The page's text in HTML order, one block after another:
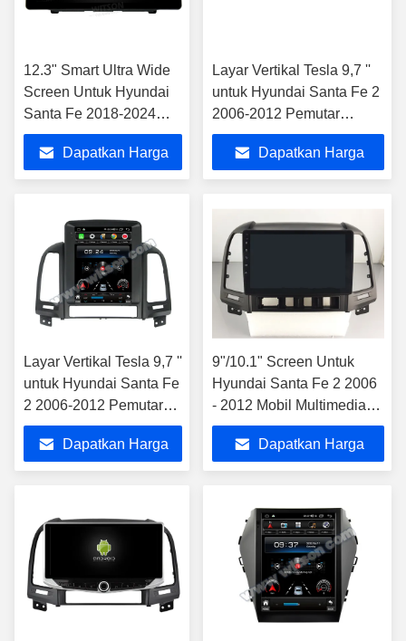
12.3" Smart Ultra Wide
Screen Untuk Hyundai
Santa Fe 2018-2024
Car Video Touch QLED
Multimedia Stereo
Player
Dapatkan Harga
Layar Vertikal Tesla 9,7 ''
untuk Hyundai Santa Fe 2
2006-2012 Pemutar
Multimedia Mobil Android
Dapatkan Harga
Layar Vertikal Tesla 9,7 ''
untuk Hyundai Santa Fe
2 2006-2012 Pemutar
Multimedia Mobil
AndroidDapatkan Harga
9"/10.1" Screen Untuk
Hyundai Santa Fe 2 2006
- 2012 Mobil Multimedia
Stereo GPS CarPlay
Player
Dapatkan Harga